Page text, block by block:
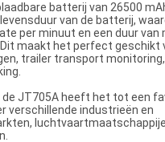
batterij van 26500
van de batterij,
per minuut en een duur van
maakt het perfect geschikt
trailer transport
de JT705A heeft het tot een
verschillende industrieën en